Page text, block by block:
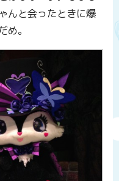
んと会ったときに爆
め。